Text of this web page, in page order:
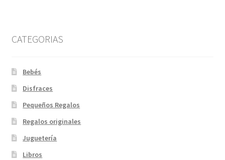
CATEGORIAS
Bebés
Disfraces
Pequeños Regalos
Regalos originales
Juguetería
Libros